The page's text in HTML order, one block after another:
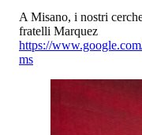
A Misano, i nostri
fratelli Marquez
https://
ms